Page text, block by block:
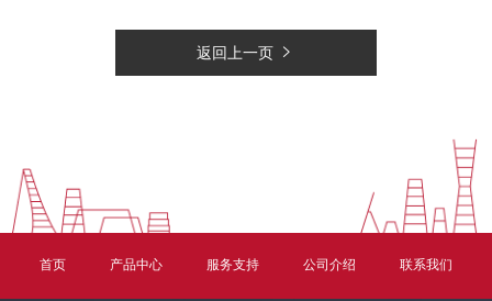
返回上一页
首页 产品中心 服务支持 公司介绍 联系我们